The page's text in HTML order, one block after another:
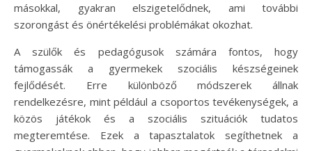
másokkal, gyakran elszigetelődnek, ami további
szorongást és önértékelési problémákat okozhat.
A szülők és pedagógusok számára fontos, hogy
támogassák a gyermekek szociális készségeinek
fejlődését. Erre különböző módszerek állnak
rendelkezésre, mint például a csoportos tevékenységek, a
közös játékok és a szociális szituációk tudatos
megteremtése. Ezek a tapasztalatok segíthetnek a